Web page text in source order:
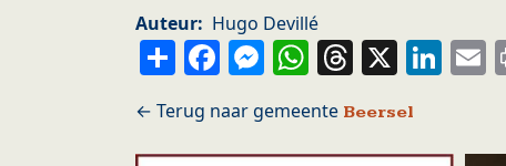
Auteur
Hugo Devillé
ShareFacebook
Messenger
WhatsApp
Threads
X
Beersel